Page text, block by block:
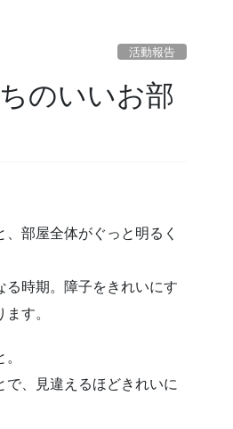
活動報告
のいいお部
部屋全体がぐっと明るく
る時期。障子をきれいにす
す。
、見違えるほどきれいに